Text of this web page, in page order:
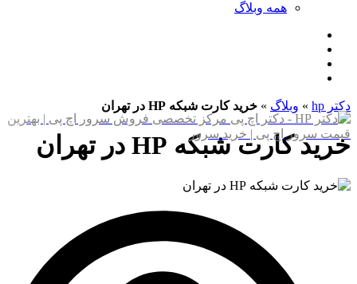
همه وبلاگ
دکتر hp » وبلاگ » خرید کارت شبکه HP در تهران
خرید کارت شبکه HP در تهران